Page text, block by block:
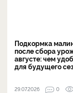
Подкормка
после сбора
августе: чем
для будущего
29.07.2026 0